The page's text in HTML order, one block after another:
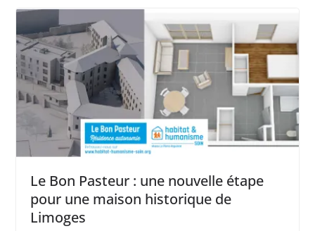
Le Bon Pasteur : une nouvelle étape
pour une maison historique de
Limoges